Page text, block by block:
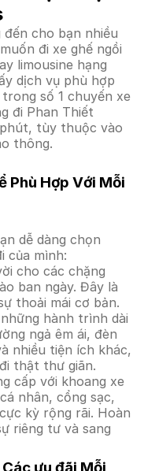
đến cho bạn nhiều
đi xe ghế ngồi
limousine hạng
dịch vụ phù hợp
số 1 chuyến xe
đi Phan Thiết
tùy thuộc vào
thông.
Phù Hợp Với Mỗi
dễ dàng chọn
của mình:
cho các chặng
ban ngày. Đây là
thoải mái cơ bản.
hành trình dài
ngả êm ái, đèn
nhiều tiện ích khác,
thật thư giãn.
cấp với khoang xe
nhân, cổng sạc,
kỳ rộng rãi. Hoàn
riêng tư và sang